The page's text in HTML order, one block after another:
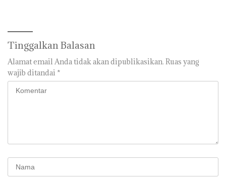
Tinggalkan Balasan
Alamat email Anda tidak akan dipublikasikan. Ruas yang
wajib ditandai *